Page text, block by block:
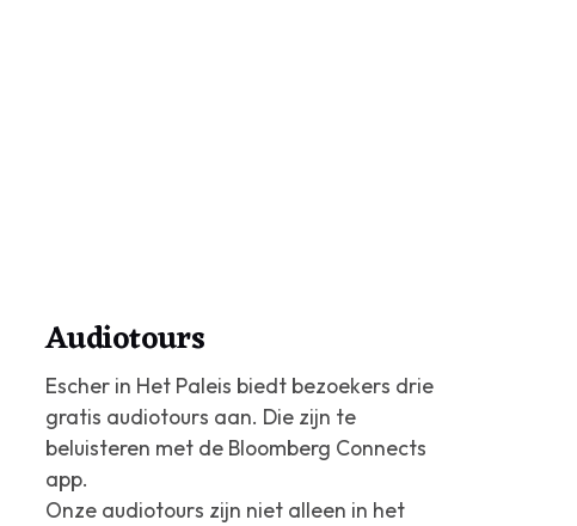
Audiotours
Escher in Het Paleis biedt bezoekers drie
gratis audiotours aan. Die zijn te
beluisteren met de Bloomberg Connects
app.
Onze audiotours zijn niet alleen in het